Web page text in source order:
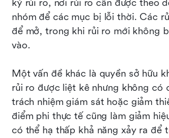
ký rủi ro, nơi rủi ro cần được theo
nhóm để các mục bị lỗi thời. Các
để mở, trong khi rủi ro mới không
vào.
Một vấn đề khác là quyền sở hữu
rủi ro được liệt kê nhưng không có
trách nhiệm giám sát hoặc giảm
điểm phi thực tế cũng làm giảm
có thể hạ thấp khả năng xảy ra để